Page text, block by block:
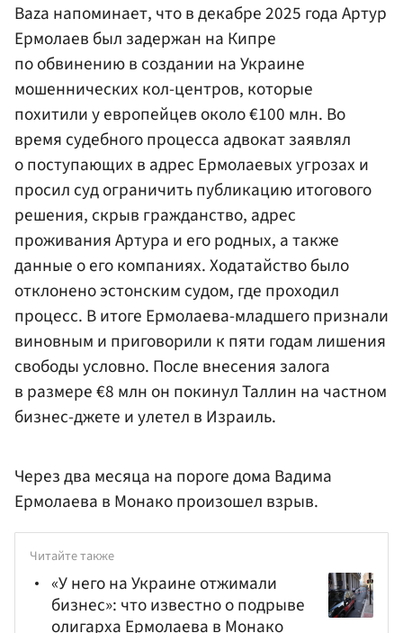
Baza напоминает, что в декабре 2025 года Артур
Ермолаев был задержан на Кипре
по обвинению в создании на Украине
мошеннических кол-центров, которые
похитили у европейцев около €100 млн. Во
время судебного процесса адвокат заявлял
о поступающих в адрес Ермолаевых угрозах и
просил суд ограничить публикацию итогового
решения, скрыв гражданство, адрес
проживания Артура и его родных, а также
данные о его компаниях. Ходатайство было
отклонено эстонским судом, где проходил
процесс. В итоге Ермолаева-младшего признали
виновным и приговорили к пяти годам лишения
свободы условно. После внесения залога
в размере €8 млн он покинул Таллин на частном
бизнес-джете и улетел в Израиль.
Через два месяца на пороге дома Вадима
Ермолаева в Монако произошел взрыв.
Читайте также
«У него на Украине отжимали
бизнес»: что известно о подрыве
олигарха Ермолаева в Монако